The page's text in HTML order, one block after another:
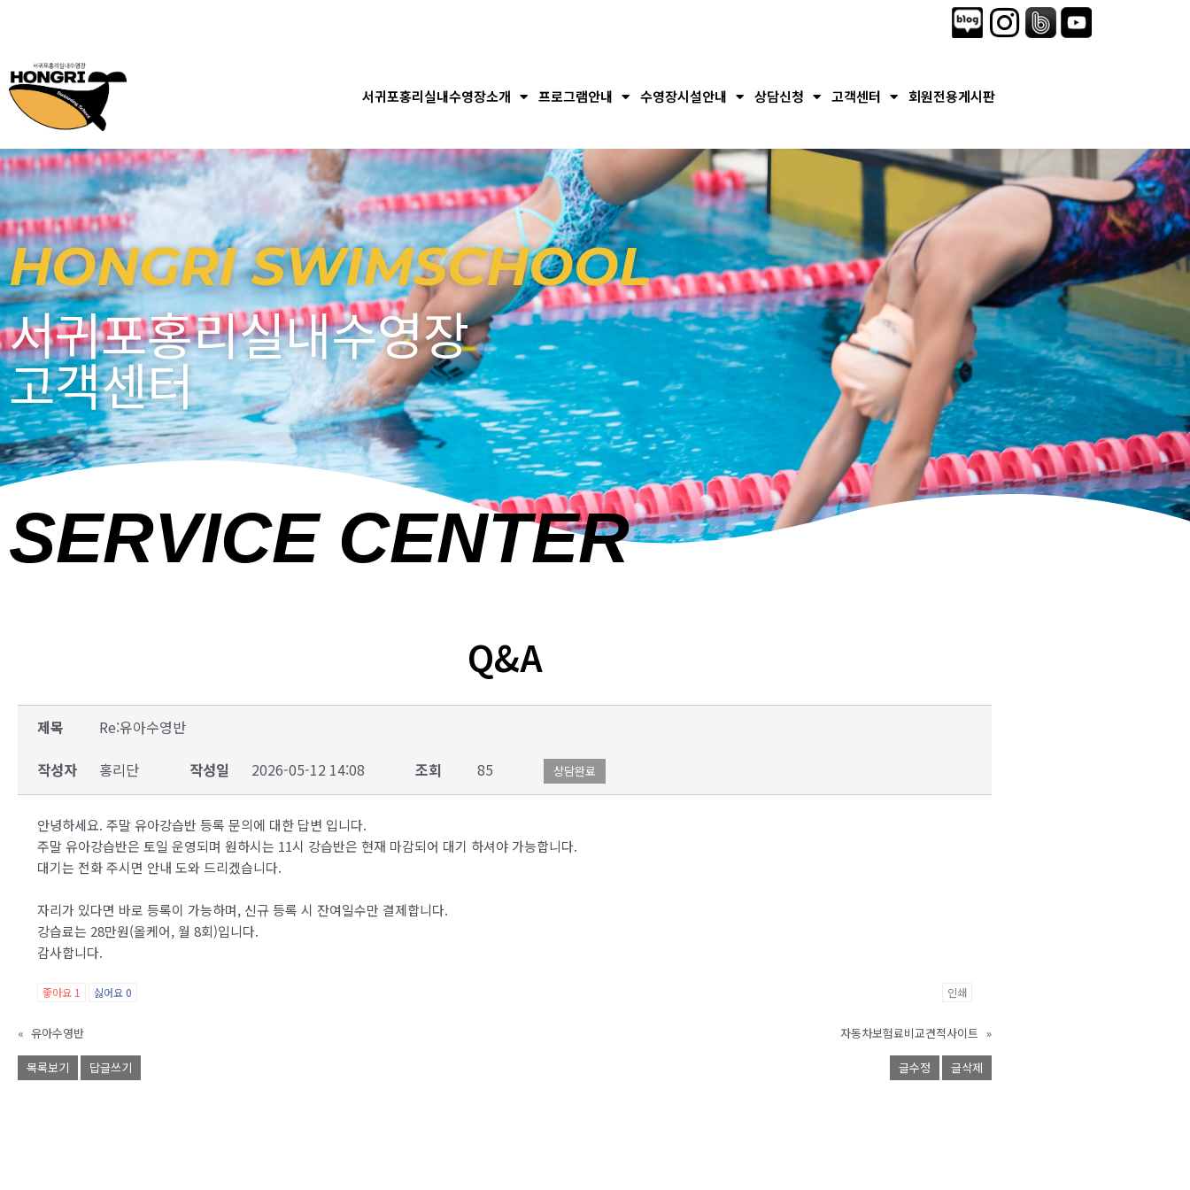
로
건
기
서귀포홍리실내수영장소개 프로그램안내 수영장시설안내 상담신청 고객센터 회원전용게시판
HONGRI SWIMSCHOOL
서귀포홍리실내수영장
고객센터
SERVICE CENTER
Q&A
제목
Re:유아수영반
작성자
홍리단 작성일 2026-05-12 14:08 조회 85 상담완료
안녕하세요. 주말 유아강습반 등록 문의에 대한 답변 입니다.
주말 유아강습반은 토일 운영되며 원하시는 11시 강습반은 현재 마감되어 대기 하셔야 가능합니다.
대기는 전화 주시면 안내 도와 드리겠습니다.
자리가 있다면 바로 등록이 가능하며, 신규 등록 시 잔여일수만 결제합니다.
강습료는 28만원(올케어, 월 8회)입니다.
감사합니다.
좋아요 1 싫어요0 인쇄
« 유아수영반 자동차보험료비교견적사이트 »
목록보기 답글쓰기 글수정 글삭제